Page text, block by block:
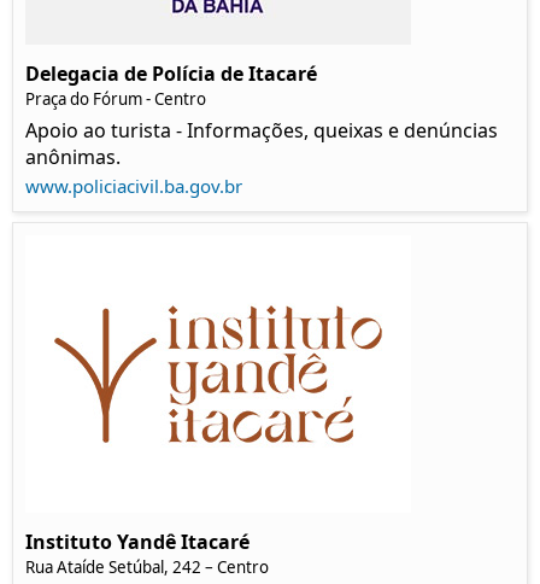
Delegacia de Polícia de Itacaré
Praça do Fórum - Centro
Apoio ao turista - Informações, queixas e denúncias
anônimas.
www.policiacivil.ba.gov.br
Instituto Yandê Itacaré
Rua Ataíde Setúbal, 242 – Centro